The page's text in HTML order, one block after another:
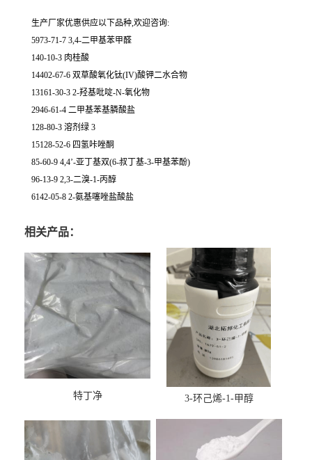
生产厂家优惠供应以下品种,欢迎咨询:
5973-71-7 3,4-二甲基苯甲醛
140-10-3 肉桂酸
14402-67-6 双草酸氧化钛(IV)酸钾二水合物
13161-30-3 2-羟基吡啶-N-氧化物
2946-61-4 二甲基苯基膦酸盐
128-80-3 溶剂绿 3
15128-52-6 四氢咔唑酮
85-60-9 4,4’-亚丁基双(6-叔丁基-3-甲基苯酚)
96-13-9 2,3-二溴-1-丙醇
6142-05-8 2-氨基噻唑盐酸盐
相关产品：
特丁净 3-环己烯-1-甲醇